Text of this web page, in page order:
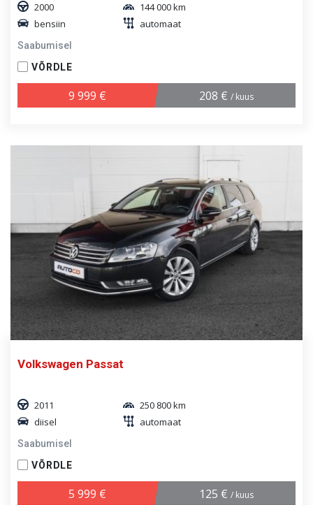
2000
144 000 km
bensiin
automaat
Saabumisel
VÕRDLE
9 999 € 208 € / kuus
Volkswagen Passat
2011
250 800 km
diisel
automaat
Saabumisel
VÕRDLE
5 999 € 125 € / kuus